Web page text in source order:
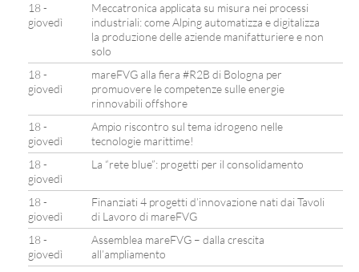
18 -
giovedì
Meccatronica applicata su misura nei processi
industriali: come Alping automatizza e digitalizza
la produzione delle aziende manifatturiere e non
solo
18 -
giovedì
mareFVG alla fiera #R2B di Bologna per
promuovere le competenze sulle energie
rinnovabili offshore
18 -
giovedì
Ampio riscontro sul tema idrogeno nelle
tecnologie marittime!
18 -
giovedì
La “rete blue”: progetti per il consolidamento
18 -
giovedì
Finanziati 4 progetti d’innovazione nati dai Tavoli
di Lavoro di mareFVG
18 -
giovedì
Assemblea mareFVG – dalla crescita
all’ampliamento